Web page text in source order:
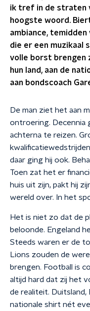
ik tref in de straten
hoogste woord.
ambiance, temidden
die er een muzikaal
volle borst brengen
hun land, aan de
aan bondscoach
De man ziet het aan
ontroering. Decennia
achterna te reizen.
daar ging hij ook.
Toen zat het er
huis uit zijn, pakt hij
wereld over. In het
Het is niet zo dat de
beloonde. Engeland
Steeds waren er de
Lions zouden de
brengen. Football is
altijd hard dat zij het
de realiteit. Duitsland,
nationale shirt nét